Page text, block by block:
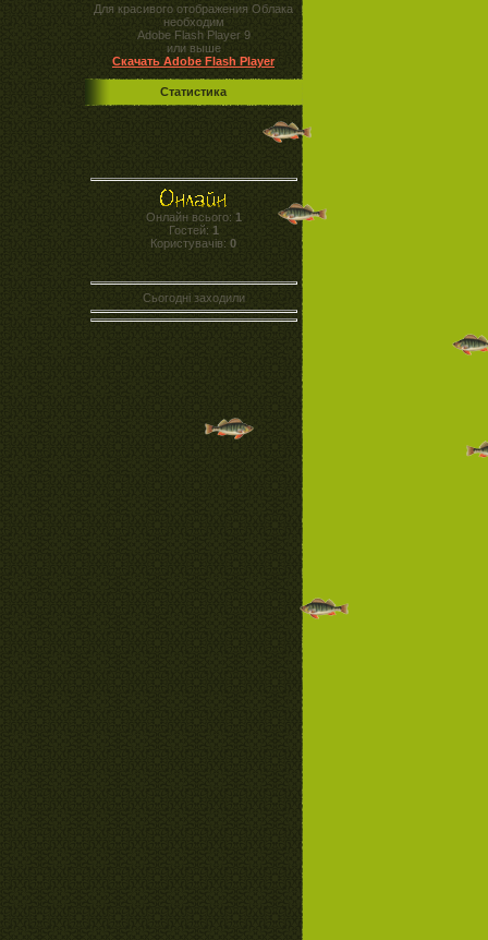
Для красивого отображения Облака
необходим
Adobe Flash Player 9
или выше
Скачать Adobe Flash Player
Статистика
Онлайн всього: 1
Гостей: 1
Користувачів: 0
Сьогодні заходили